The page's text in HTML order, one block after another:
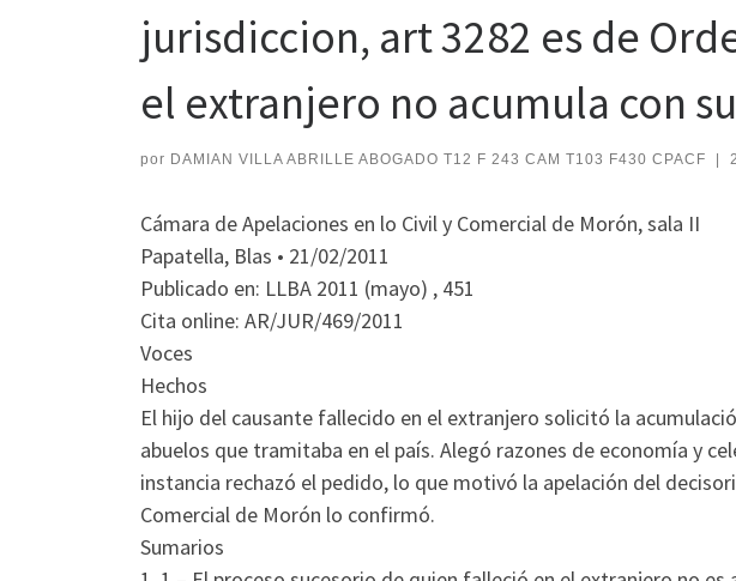
jurisdiccion, art 3282 es de
el extranjero no acumula con
por DAMIAN VILLA ABRILLE ABOGADO T12 F 243 CAM T103 F430 CPACF
Cámara de Apelaciones en lo Civil y Comercial de Morón, sala II
Papatella, Blas • 21/02/2011
Publicado en: LLBA 2011 (mayo) , 451
Cita online: AR/JUR/469/2011
Voces
Hechos
El hijo del causante fallecido en el extranjero solicitó la
abuelos que tramitaba en el país. Alegó razones de economía y
instancia rechazó el pedido, lo que motivó la apelación del
Comercial de Morón lo confirmó.
Sumarios